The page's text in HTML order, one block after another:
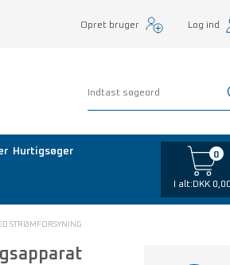
Opret bruger Log ind
Hurtigsøger 0
I alt: DKK 0,00